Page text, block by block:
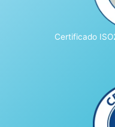
Certificado